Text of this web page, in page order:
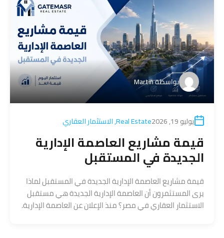
بواسطةMartin
يوليو 19, 2026 Real Estate
,الاستثمار العقاري
قيمة مشاريع العاصمة الإدارية
الجديدة في المستقبل
قيمة مشاريع العاصمة الإدارية الجديدة في المستقبل لماذا
يرى المستثمرون أن العاصمة الإدارية الجديدة هي مستقبل
الاستثمار العقاري في مصر؟ منذ الإعلان عن العاصمة الإدارية.